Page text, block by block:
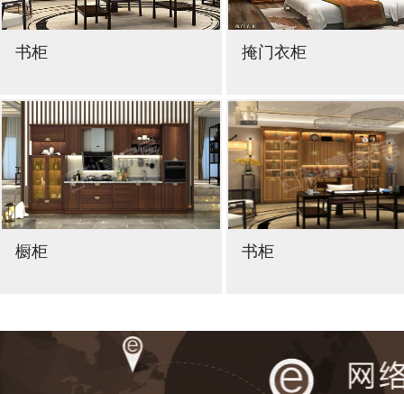
书柜 掩门衣柜
橱柜 书柜